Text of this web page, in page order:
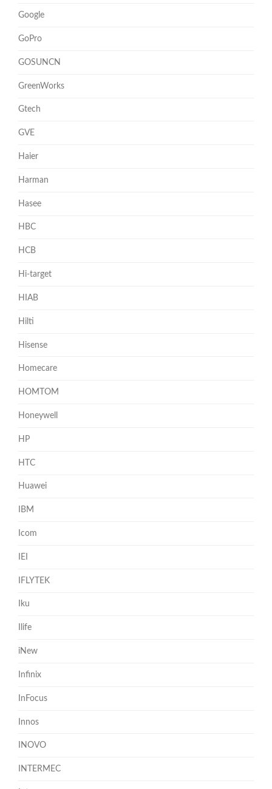
Google
GoPro
GOSUNCN
GreenWorks
Gtech
GVE
Haier
Harman
Hasee
HBC
HCB
Hi-target
HIAB
Hilti
Hisense
Homecare
HOMTOM
Honeywell
HP
HTC
Huawei
IBM
Icom
IEI
IFLYTEK
Iku
Ilife
iNew
Infinix
InFocus
Innos
INOVO
INTERMEC